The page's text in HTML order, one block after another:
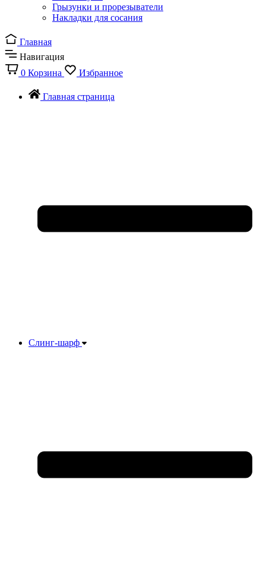
Грызунки и прорезыватели
Накладки для сосания
Главная
Навигация
0 Корзина Избранное
Главная страница
Слинг-шарф